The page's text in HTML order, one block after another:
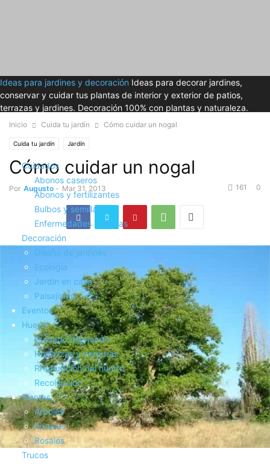
Ideas para jardines y decoración Ideas para decorar jardines,
conservar y cuidar tus plantas de interior y exterior de patios,
terrazas y jardines. Decoración 100% con plantas y naturaleza.
Cuidados
Abonos caseros
Abonos y fertilizantes
Bulbos y semillas
Enfermedades y plagas
Decoración
Diseño de jardines
Ecología
Jardín en casa
Paisajismo
Eventos
Huerto
Cuidado del huerto
Hortalizas y verduras
Preparación del huerto
Recolección
Plantas
Árboles
Frutales
Rosales
Trucos
Inicio Cuida tu jardín Cómo cuidar un nogal
Cuida tu jardín Jardín
Cómo cuidar un nogal
Por Augusto - Mar 31, 2013 0
161